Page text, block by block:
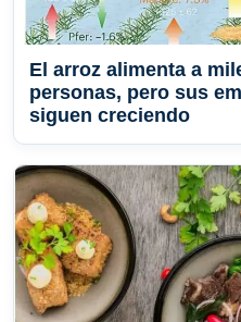
El arroz alimenta a
personas, pero sus
siguen creciendo